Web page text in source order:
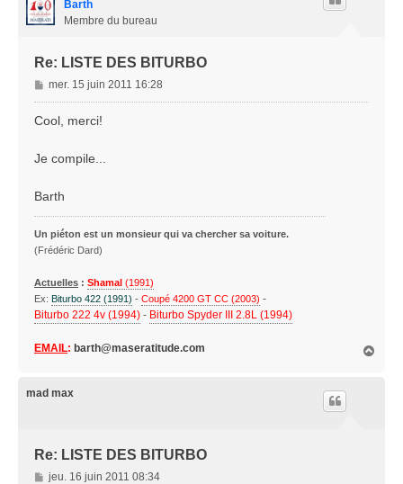
Barth
Membre du bureau
Re: LISTE DES BITURBO
M
e
s
g
mer. 15 juin 2011 16:28
Cool, merci!
Je compile...
Barth
Un piéton est un monsieur qui va chercher sa voiture.
(Frédéric Dard)
Actuelles : Shamal (1991)
Ex: Biturbo 422 (1991) - Coupé 4200 GT CC (2003) -
Biturbo 222 4v (1994) - Biturbo Spyder III 2.8L (1994)
EMAIL: barth@maseratitude.com
mad max
Re: LISTE DES BITURBO
M
jeu. 16 juin 2011 08:34